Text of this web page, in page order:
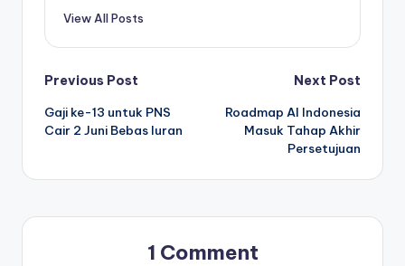
View All Posts
Post
navigation
Previous Post
Gaji ke-13 untuk PNS
Cair 2 Juni Bebas Iuran
Next Post
Roadmap AI Indonesia
Masuk Tahap Akhir
Persetujuan
1 Comment